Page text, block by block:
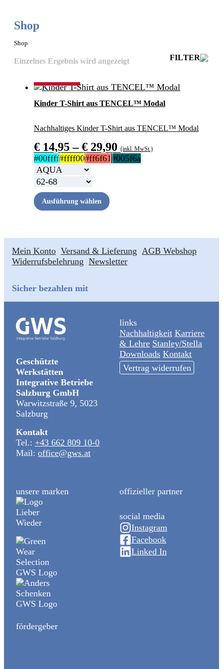
Shop
Shop
Einzelnes Ergebnis wird angezeigt FILTER
LIEBER WIEDER
Kinder T-Shirt aus TENCEL™ Modal
Nachhaltiges Kinder T-Shirt aus TENCEL™ Modal
€ 14,95 –€ 29,90 Preisspanne:
€ 14,95
(inkl. MwSt.)
#00ffff#ffff00#ff6f61#005f6a
Ausführung wählen
Dieses
auf.
Die
der
gewählt
werden
Mein Konto Versand & Lieferung AGB Webshop
Widerrufsbelehrung Newsletter
Sicher bezahlen mit
Geschützte
Werkstätten
Integrative Betriebe
Salzburg GmbH
Warwitzstraße 9, 5023
Salzburg
Kontakt
Tel.: +43 662 809 10-0
Mail: office@gws.at
links
Nachhaltigkeit Karriere
& Lehre Stanley/Stella
Downloads Kontakt
Vertrag widerrufen
unsere marken
fördergeber
offizieller partner
social media
Instagram
Facebook
Linked In